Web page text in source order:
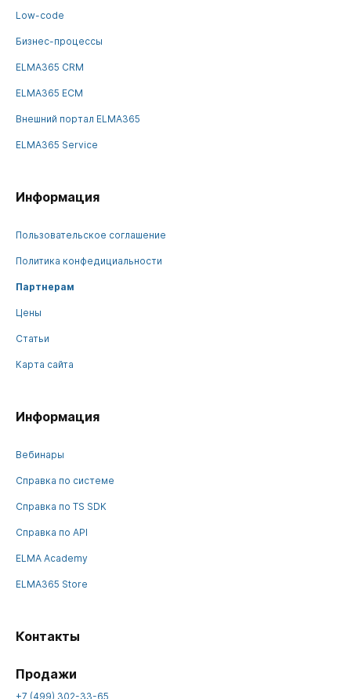
Low-code
Бизнес-процессы
ELMA365 CRM
ELMA365 ECM
Внешний портал ELMA365
ELMA365 Service
Информация
Пользовательское соглашение
Политика конфедициальности
Партнерам
Цены
Статьи
Карта сайта
Информация
Вебинары
Справка по системе
Справка по TS SDK
Справка по API
ELMA Academy
ELMA365 Store
Контакты
Продажи
+7 (499) 302-33-65